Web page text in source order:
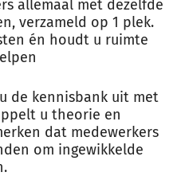
allemaal met dezelfde
verzameld op 1 plek.
én houdt u ruimte
de kennisbank uit met
u theorie en
dat medewerkers
om ingewikkelde